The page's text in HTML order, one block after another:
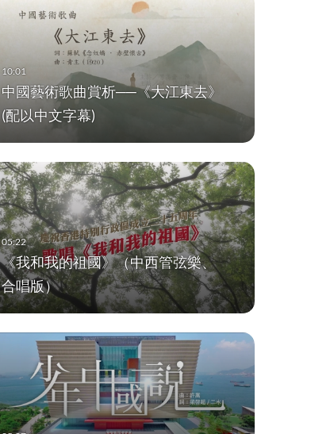
中國藝術歌曲賞析──《大江東去》
(配以中文字幕)
《我和我的祖國》（中西管弦樂、
合唱版）